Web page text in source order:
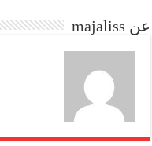
n
عن majaliss